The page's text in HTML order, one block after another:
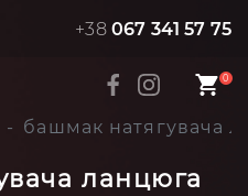
+38 067 341 57 75
0
башмак натягувача
ланцюга